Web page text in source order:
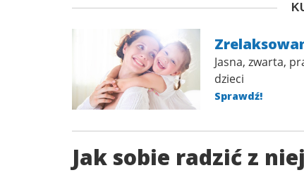
Jasna, zwarta,
dzieci
Sprawdź!
Jak sobie radzić z